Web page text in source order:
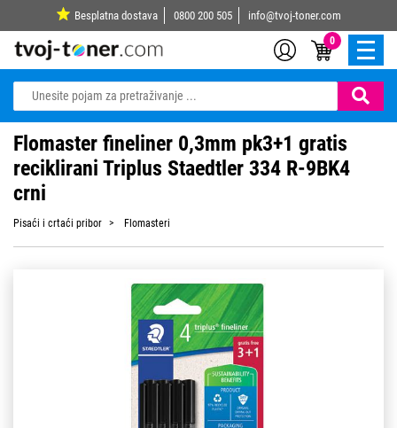
Besplatna dostava 0800 200 505 info@tvoj-toner.com
0
Flomaster fineliner 0,3mm pk3+1 gratis
reciklirani Triplus Staedtler 334 R-9BK4
crni
Pisaći i crtaći pribor Flomasteri